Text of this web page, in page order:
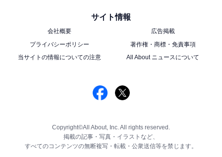
サイト情報
会社概要
広告掲載
プライバシーポリシー
著作権・商標・免責事項
当サイトの情報についての注意
All About ニュースについて
Copyright©All About, Inc. All rights reserved.
掲載の記事・写真・イラストなど、
すべてのコンテンツの無断複写・転載・公衆送信等を禁じます。